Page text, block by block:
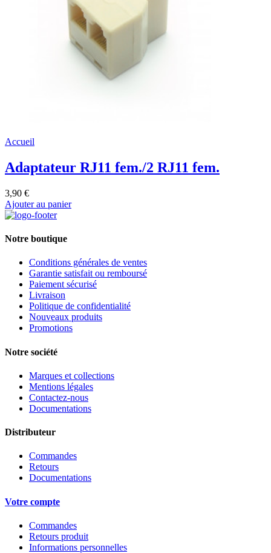
Accueil
Adaptateur RJ11 fem./2 RJ11 fem.
3,90 €
Ajouter au panier
Notre boutique
Conditions générales de ventes
Garantie satisfait ou remboursé
Paiement sécurisé
Livraison
Politique de confidentialité
Nouveaux produits
Promotions
Notre société
Marques et collections
Mentions légales
Contactez-nous
Documentations
Distributeur
Commandes
Retours
Documentations
Votre compte
Commandes
Retours produit
Informations personnelles